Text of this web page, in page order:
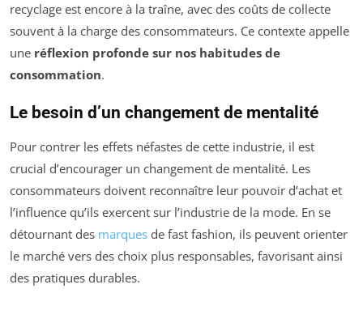
recyclage est encore à la traîne, avec des coûts de collecte
souvent à la charge des consommateurs. Ce contexte appelle
une réflexion profonde sur nos habitudes de
consommation.
Le besoin d’un changement de mentalité
Pour contrer les effets néfastes de cette industrie, il est
crucial d’encourager un changement de mentalité. Les
consommateurs doivent reconnaître leur pouvoir d’achat et
l’influence qu’ils exercent sur l’industrie de la mode. En se
détournant des marques de fast fashion, ils peuvent orienter
le marché vers des choix plus responsables, favorisant ainsi
des pratiques durables.